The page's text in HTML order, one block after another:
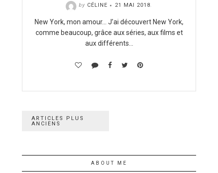
by CÉLINE 21 MAI 2018.
New York, mon amour… J’ai découvert New York,
comme beaucoup, grâce aux séries, aux films et
aux différents…
Navigation
articles
ARTICLES PLUS
ANCIENS
ABOUT ME